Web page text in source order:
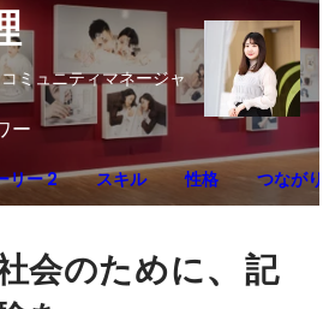
ミュニティマネージャ
ー
リー 2 スキル 性格 つながり
会のために、 記